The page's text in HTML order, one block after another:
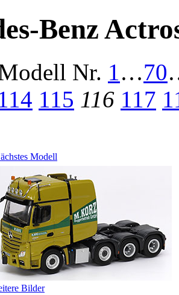
Benz
Nr. 1…70
115 116 117
Modell
Bilder